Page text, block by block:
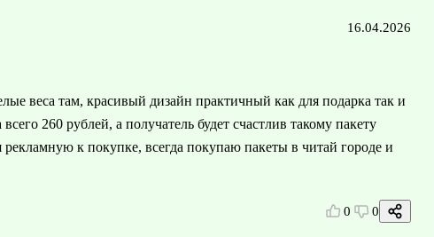
16.04.2026
веса там, красивый дизайн практичный как для подарка так и
260 рублей, а получатель будет счастлив такому пакету
к покупке, всегда покупаю пакеты в читай городе и
0 0